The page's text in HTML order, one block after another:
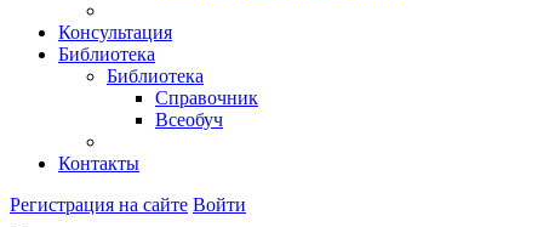
Консультация
Библиотека
Библиотека
Справочник
Всеобуч
Контакты
Регистрация на сайте Войти